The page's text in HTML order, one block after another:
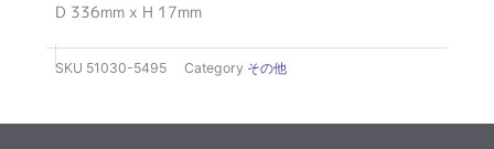
D 336mm x H 17mm
SKU 51030-5495 Category その他